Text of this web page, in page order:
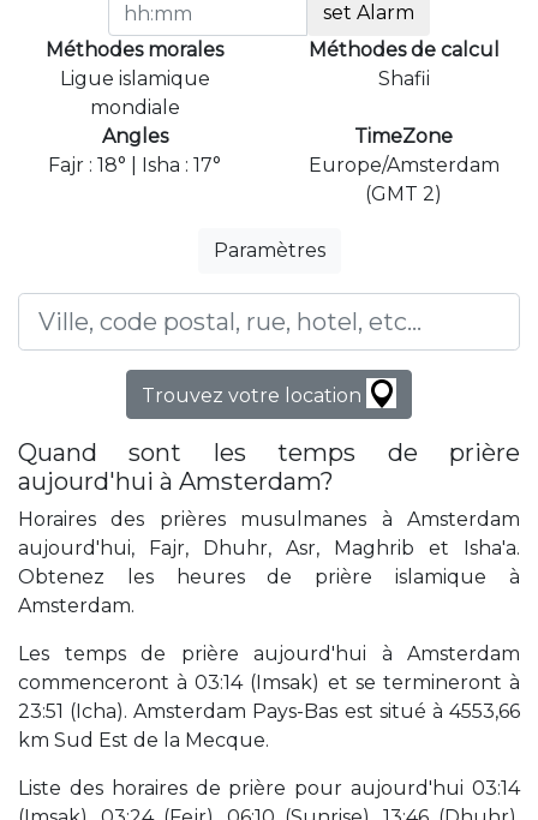
set Alarm
Méthodes morales
Ligue islamique
mondiale
Méthodes de calcul
Shafii
Angles
Fajr : 18° | Isha : 17°
TimeZone
Europe/Amsterdam
(GMT 2)
Paramètres
Trouvez votre location
Quand sont les temps de prière
aujourd'hui à Amsterdam?
Horaires des prières musulmanes à Amsterdam
aujourd'hui, Fajr, Dhuhr, Asr, Maghrib et Isha'a.
Obtenez les heures de prière islamique à
Amsterdam.
Les temps de prière aujourd'hui à Amsterdam
commenceront à 03:14 (Imsak) et se termineront à
23:51 (Icha). Amsterdam Pays-Bas est situé à 4553,66
km Sud Est de la Mecque.
Liste des horaires de prière pour aujourd'hui 03:14